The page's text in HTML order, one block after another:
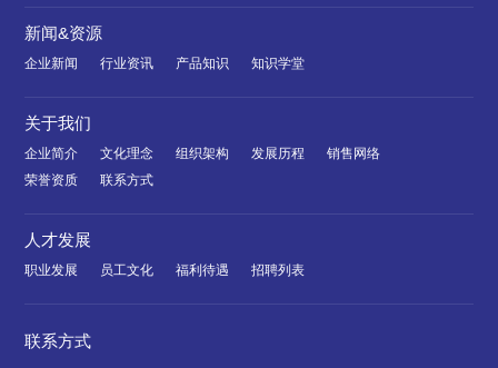
新闻&资源
企业新闻 行业资讯 产品知识 知识学堂
关于我们
企业简介 文化理念 组织架构 发展历程
销售网络
荣誉资质
联系方式
人才发展
职业发展 员工文化 福利待遇 招聘列表
联系方式